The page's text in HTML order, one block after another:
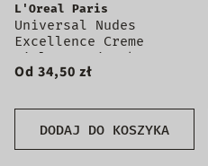
DODAJ DO KOSZYKA
L'Oreal Paris
Universal Nudes
Excellence Creme
pielęgnacyjny krem
koloryzujący
Od 34,50 zł